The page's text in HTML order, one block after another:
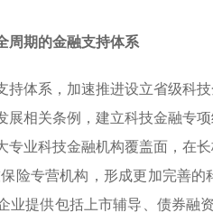
周期的金融支持体系
持体系，加速推进设立省级科
展相关条例，建立科技金融专
专业科技金融机构覆盖面，在
险专营机构，形成更加完善
业提供包括上市辅导、债券融